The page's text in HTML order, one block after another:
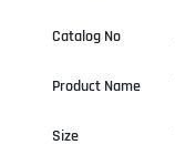
Catalog No
Product Name
Size